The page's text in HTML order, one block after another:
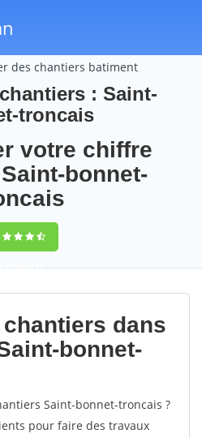
des chantiers batiment
: Saint-
troncais
votre chiffre
bonnet-
(100%)71
votes
dans
bonnet-
Saint-bonnet-troncais ?
pour faire des travaux